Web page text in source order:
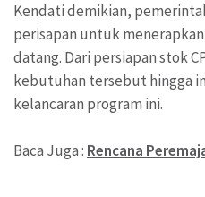
Kendati demikian,
perisapan untuk menerapkan
datang. Dari persiapan stok
kebutuhan tersebut hingga
kelancaran program ini.
Baca Juga : Rencana